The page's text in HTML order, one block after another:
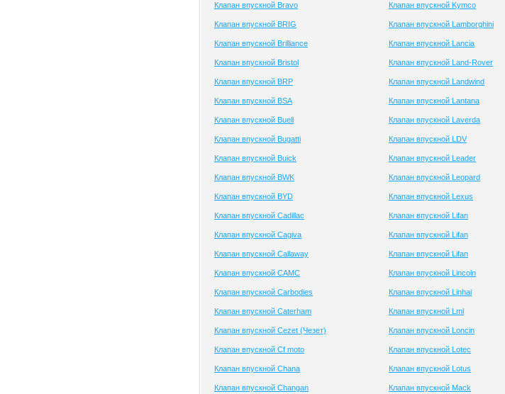
Клапан впускной Bravo
Клапан впускной BRIG
Клапан впускной Brilliance
Клапан впускной Bristol
Клапан впускной BRP
Клапан впускной BSA
Клапан впускной Buell
Клапан впускной Bugatti
Клапан впускной Buick
Клапан впускной BWK
Клапан впускной BYD
Клапан впускной Cadillac
Клапан впускной Cagiva
Клапан впускной Callaway
Клапан впускной CAMC
Клапан впускной Carbodies
Клапан впускной Caterham
Клапан впускной Cezet (Чезет)
Клапан впускной Cf moto
Клапан впускной Chana
Клапан впускной Changan
Клапан впускной Kymco
Клапан впускной Lamborghini
Клапан впускной Lancia
Клапан впускной Land-Rover
Клапан впускной Landwind
Клапан впускной Lantana
Клапан впускной Laverda
Клапан впускной LDV
Клапан впускной Leader
Клапан впускной Leopard
Клапан впускной Lexus
Клапан впускной Lifan
Клапан впускной Lifan
Клапан впускной Lifan
Клапан впускной Lincoln
Клапан впускной Linhai
Клапан впускной Lml
Клапан впускной Loncin
Клапан впускной Lotec
Клапан впускной Lotus
Клапан впускной Mack